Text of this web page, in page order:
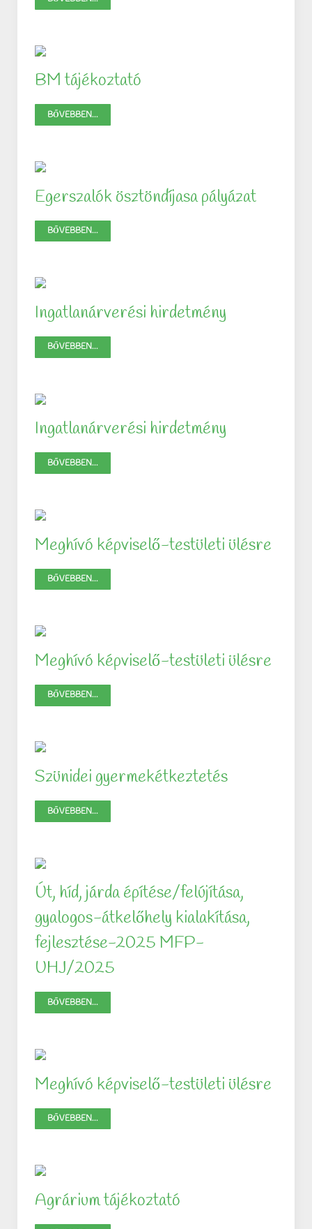
BM tájékoztató
BŐVEBBEN...
Egerszalók ösztöndíjasa pályázat
BŐVEBBEN...
Ingatlanárverési hirdetmény
BŐVEBBEN...
Ingatlanárverési hirdetmény
BŐVEBBEN...
Meghívó képviselő-testületi ülésre
BŐVEBBEN...
Meghívó képviselő-testületi ülésre
BŐVEBBEN...
Szünidei gyermekétkeztetés
BŐVEBBEN...
Út, híd, járda építése/felújítása,
gyalogos-átkelőhely kialakítása,
fejlesztése-2025 MFP-
UHJ/2025
BŐVEBBEN...
Meghívó képviselő-testületi ülésre
BŐVEBBEN...
Agrárium tájékoztató